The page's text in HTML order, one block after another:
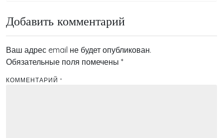
Добавить комментарий
Ваш адрес email не будет опубликован.
Обязательные поля помечены *
КОММЕНТАРИЙ *